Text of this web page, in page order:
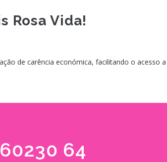
Rosa Vida!
de carência económica, facilitando o acesso
64